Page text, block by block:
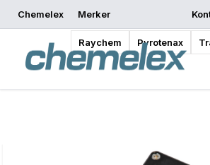
Chemelex Merker
Raychem Pyrotenax
Be om et tilbud
Hvor kan jeg kjøpe
Oversikt